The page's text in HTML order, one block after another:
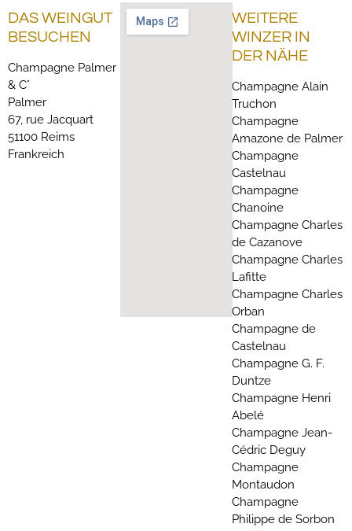
DAS WEINGUT
BESUCHEN
Champagne Palmer
& C°
Palmer
67, rue Jacquart
51100 Reims
Frankreich
WEITERE
WINZER IN
DER NÄHE
Champagne Alain
Truchon
Champagne
Amazone de Palmer
Champagne
Castelnau
Champagne
Chanoine
Champagne Charles
de Cazanove
Champagne Charles
Lafitte
Champagne Charles
Orban
Champagne de
Castelnau
Champagne G. F.
Duntze
Champagne Henri
Abelé
Champagne Jean-
Cédric Deguy
Champagne
Montaudon
Champagne
Philippe de Sorbon